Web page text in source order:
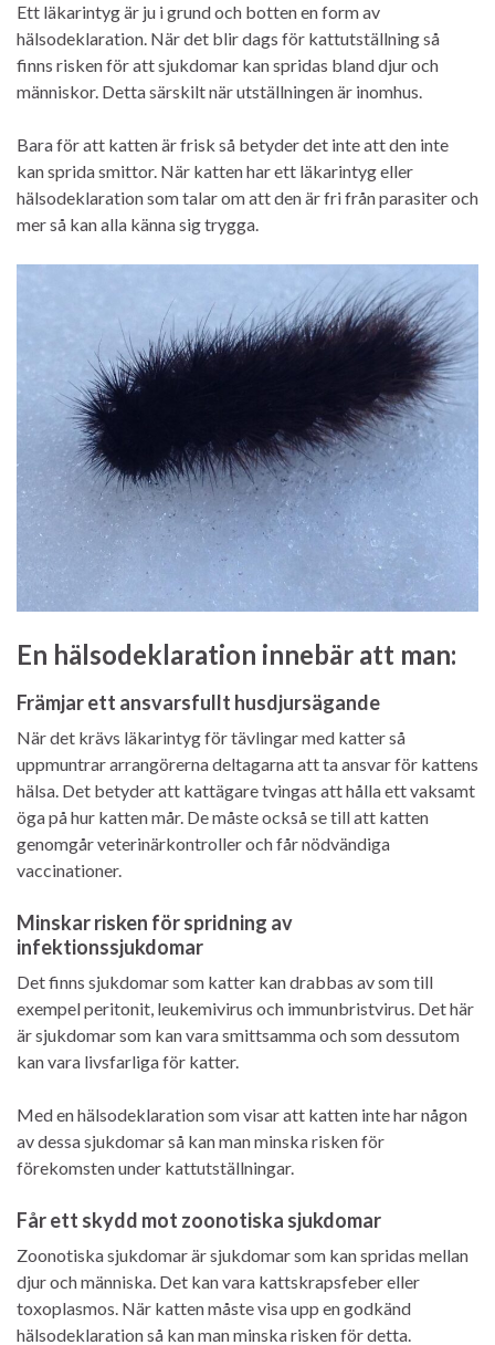
Ett läkarintyg är ju i grund och botten en form av
hälsodeklaration. När det blir dags för kattutställning så
finns risken för att sjukdomar kan spridas bland djur och
människor. Detta särskilt när utställningen är inomhus.
Bara för att katten är frisk så betyder det inte att den inte
kan sprida smittor. När katten har ett läkarintyg eller
hälsodeklaration som talar om att den är fri från parasiter och
mer så kan alla känna sig trygga.
En hälsodeklaration innebär att man:
Främjar ett ansvarsfullt husdjursägande
När det krävs läkarintyg för tävlingar med katter så
uppmuntrar arrangörerna deltagarna att ta ansvar för kattens
hälsa. Det betyder att kattägare tvingas att hålla ett vaksamt
öga på hur katten mår. De måste också se till att katten
genomgår veterinärkontroller och får nödvändiga
vaccinationer.
Minskar risken för spridning av
infektionssjukdomar
Det finns sjukdomar som katter kan drabbas av som till
exempel peritonit, leukemivirus och immunbristvirus. Det här
är sjukdomar som kan vara smittsamma och som dessutom
kan vara livsfarliga för katter.
Med en hälsodeklaration som visar att katten inte har någon
av dessa sjukdomar så kan man minska risken för
förekomsten under kattutställningar.
Får ett skydd mot zoonotiska sjukdomar
Zoonotiska sjukdomar är sjukdomar som kan spridas mellan
djur och människa. Det kan vara kattskrapsfeber eller
toxoplasmos. När katten måste visa upp en godkänd
hälsodeklaration så kan man minska risken för detta.